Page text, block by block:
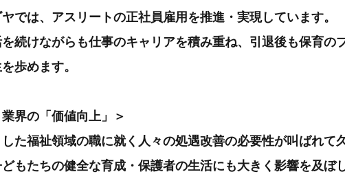
では、アスリートの正社員雇用を推進・実現しています。
続けながらも仕事のキャリアを積み重ね、引退後も保育の
歩めます。
界の「価値向上」＞
た福祉領域の職に就く人々の処遇改善の必要性が叫ばれて
もたちの健全な育成・保護者の生活にも大きく影響を及ぼ